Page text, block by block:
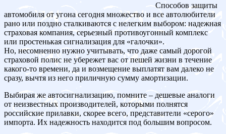
Способов защиты
автомобиля от угона сегодня множество и все автолюбители
рано или поздно сталкиваются с нелегким выбором: надежная
страховая компания, серьезный противоугонный комплекс
или простенькая сигнализация для «галочки».
Но, несомненно нужно учитывать, что даже самый дорогой
страховой полис не убережет вас от пешей жизни в течение
какого-то времени, да и возмещение выплатят вам далеко не
сразу, вычтя из него приличную сумму амортизации.
Выбирая же автосигнализацию, помните – дешевые аналоги
от неизвестных производителей, которыми полнятся
российские прилавки, скорее всего, представители «серого»
импорта. Их надежность находится под большим вопросом.